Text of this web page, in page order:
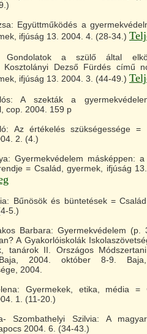
Együttműködés a
ifjúság 13. 2004. 4. (28-34.)
Gondolatok a szülő által
Kosztolányi Dezső Fürdés című
ifjúság 13. 2004. 3. (44-49.)
A szekták a
cop. 2004. 159 p
Az értékelés szükségessége =
2. (4.)
Gyermekvédelem másképpen:
= Család, gyermek, ifjúság
Bűnösök és büntetések =
5.)
Barbara: Gyermekvédelem (p.
A Gyakorlóiskolák
tanárok II. Országos
2004. október 8-9. Baja,
2004.
Gyermekek, etika, média =
1. (11-20.)
Szombathelyi Szilvia: A
2004. 6. (34-43.)